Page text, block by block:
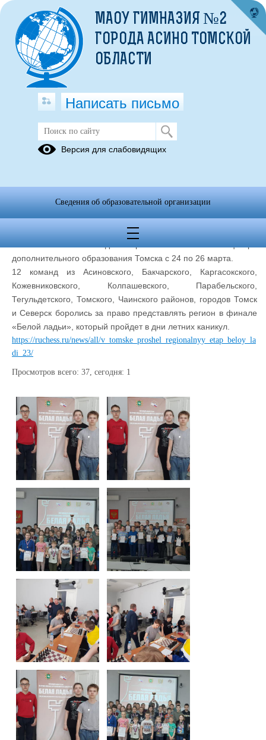
Команда шахматистов гимназии
приняла участие в региональном
по шахматам «Белая ладья»
Региональный этап Всероссийских соревнований по
дополнительного образования Томска с 24 по 26 марта.
12 команд из Асиновского, Бакчарского, Каргасокского,
Кожевниковского, Колпашевского, Парабельского,
Тегульдетского, Томского, Чаинского районов, городов Томск
и Северск боролись за право представлять регион в финале
«Белой ладьи», который пройдет в дни летних каникул.
https://ruchess.ru/news/all/v_tomske_proshel_regionalnyy_etap_beloy_la
di_23/
Просмотров всего: 37, сегодня: 1
МАОУ ГИМНАЗИЯ №2
ГОРОДА АСИНО ТОМСКОЙ
ОБЛАСТИ
Написать письмо
Версия для слабовидящих
Сведения об образовательной организации